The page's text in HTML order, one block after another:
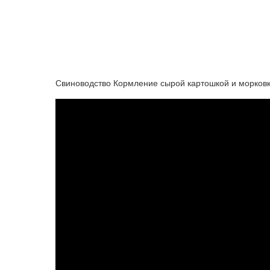
Свиноводство Кормление сырой картошкой и